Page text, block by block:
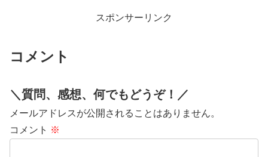
スポンサーリンク
コメント
＼質問、感想、何でもどうぞ！／
メールアドレスが公開されることはありません。
コメント ※